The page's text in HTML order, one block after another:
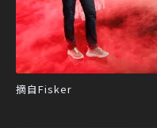
摘自Fisker